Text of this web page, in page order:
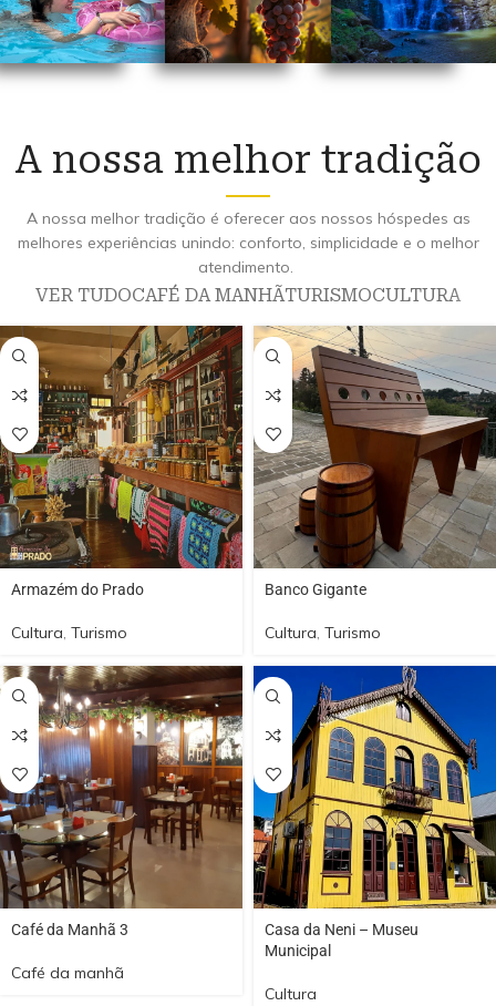
Piscina
SAIBA MAIS
Vinícolas
A nossa melhor tradição
A nossa melhor tradição é oferecer aos nossos hóspedes as
melhores experiências unindo: conforto, simplicidade e o melhor
atendimento.
VER TUDOCAFÉ DA MANHÃTURISMOCULTURA
Armazém do Prado
Cultura, Turismo
Banco Gigante
Cultura, Turismo
Café da Manhã 3
Café da manhã
Casa da Neni – Museu
Municipal
Cultura